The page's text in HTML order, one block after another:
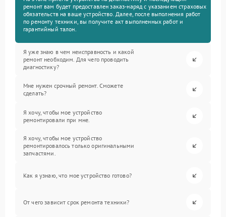
ремонт вам будет предоставлен заказ-наряд с указанием страховых
обязательств на ваше устройство. Далее, после выполнения работ
по ремонту техники, вы получите акт выполненных работ и
гарантийный талон.
Я уже знаю в чем неисправность и какой
ремонт необходим. Для чего проводить
диагностику?
Мне нужен срочный ремонт. Сможете
сделать?
Я хочу, чтобы мое устройство
ремонтировали при мне.
Я хочу, чтобы мое устройство
ремонтировалось только оригинальными
запчастями.
Как я узнаю, что мое устройство готово?
От чего зависит срок ремонта техники?